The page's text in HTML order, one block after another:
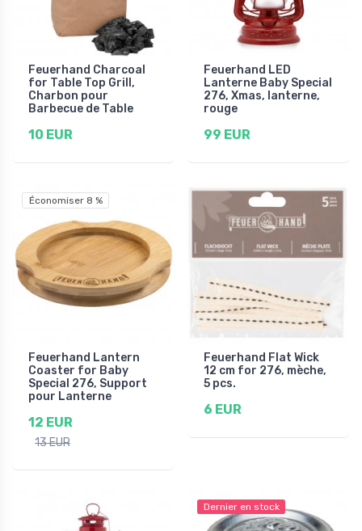
Feuerhand Charcoal
for Table Top Grill,
Charbon pour
Barbecue de Table
10 EUR
Feuerhand LED
Lanterne Baby Special
276, Xmas, lanterne,
rouge
99 EUR
Économiser 8 %
Feuerhand Lantern
Coaster for Baby
Special 276, Support
pour Lanterne
12 EUR
13 EUR
Feuerhand Flat Wick
12 cm for 276, mèche,
5 pcs.
6 EUR
Dernier en stock